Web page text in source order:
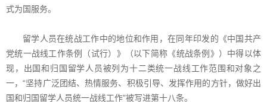
式为国服务。
留学人员在统战工作中的地位和作用，在同年印发的《中国共产
党统一战线工作条例（试行）》（以下简称《统战条例》）中得以体
现，出国和归国留学人员被列为十二类统一战线工作范围和对象之
一，“坚持广泛团结、热情服务、积极引导、发挥作用的方针，做好出
国和归国留学人员统一战线工作”被写进第十八条。